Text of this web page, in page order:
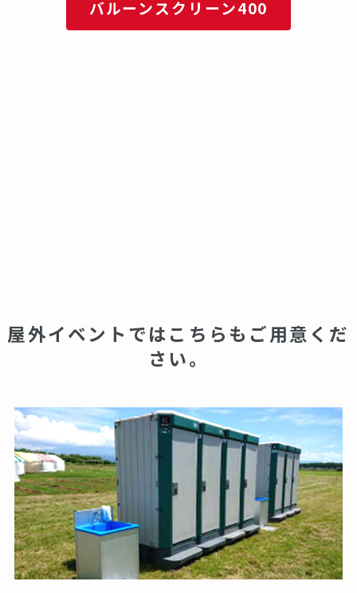
バルーンスクリーン400
屋外イベントではこちらもご用意くだ
さい。